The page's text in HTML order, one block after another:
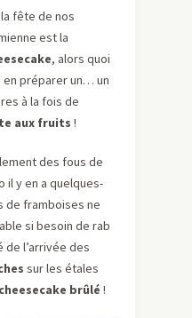
fête de nos
est la
, alors quoi
en préparer un… un
à la fois de
aux fruits !
des fous de
il y en a quelques-
de framboises ne
si besoin de rab
de l’arrivée des
sur les étales
cheesecake brûlé !